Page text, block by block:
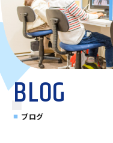
BLOG
ブログ